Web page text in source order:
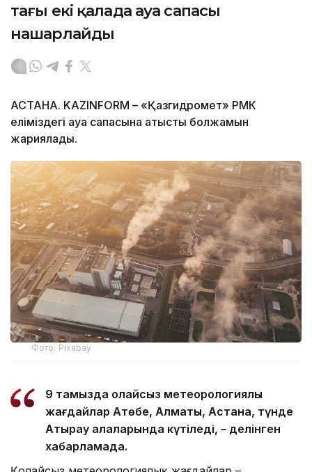
тағы екі қалада ауа сапасы
нашарлайды
АСТАНА. KAZINFORM – «Қазгидромет» РМК
еліміздегі ауа сапасына қатысты болжамын
жариялады.
Фото: Pixabay
9 тамызда қолайсыз метеорологиялық
жағдайлар Ақтөбе, Алматы, Астана, түнде
Атырау қалаларында күтіледі, – делінген
хабарламада.